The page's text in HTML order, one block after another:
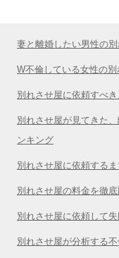
妻と離婚したい男性の
W不倫している女性の
別れさせ屋に依頼すべ
別れさせ屋が見てきた
ンキング
別れさせ屋に依頼するま
別れさせ屋の料金を徹底
別れさせ屋に依頼して
別れさせ屋が分析する